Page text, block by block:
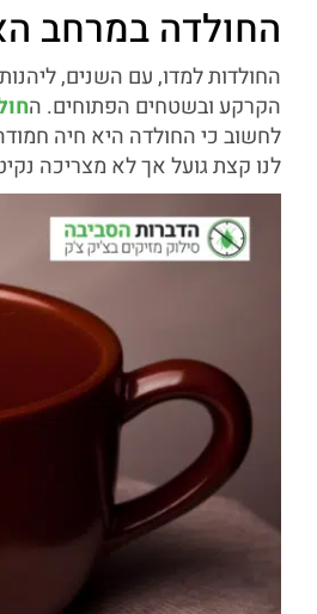
החולדה במרחב
החולדות למדו, עם השנים,
הקרקע ובשטחים הפתוחים. ה
לחשוב כי החולדה היא חיה
לנו קצת גועל אך לא מצריכה